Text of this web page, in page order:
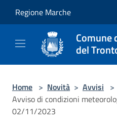
Regione Marche
Comune
del
Home > Novità > Avvisi >
Avviso di condizioni
02/11/2023